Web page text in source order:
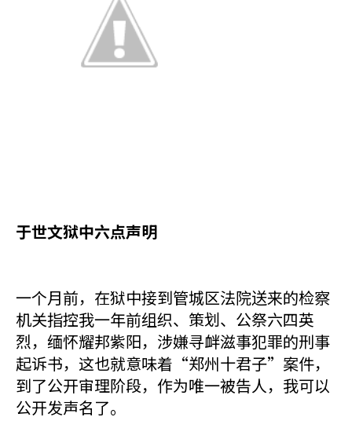
于世文狱中六点声明
一个月前，在狱中接到管城区法院送来的检察
机关指控我一年前组织、策划、公祭六四英
烈，缅怀耀邦紫阳，涉嫌寻衅滋事犯罪的刑事
起诉书，这也就意味着“郑州十君子”案件，
到了公开审理阶段，作为唯一被告人，我可以
公开发声名了。